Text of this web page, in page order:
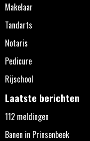
Makelaar
Tandarts
Notaris
Pedicure
Rijschool
Laatste berichten
112 meldingen
Banen in Prinsenbeek